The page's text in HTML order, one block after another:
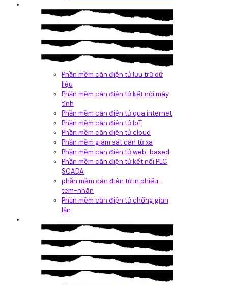
Phần mềm cân điện tử lưu trữ dữ
liệu
Phần mềm cân điện tử kết nối máy
tính
Phần mềm cân điện tử qua internet
Phần mềm cân điện tử IoT
Phần mềm cân điện tử cloud
Phần mềm giám sát cân từ xa
Phần mềm cân điện tử web-based
Phần mềm cân điện tử kết nối PLC
SCADA
phần mềm cân điện tử in phiếu-
tem-nhãn
Phần mềm cân điện tử chống gian
lận